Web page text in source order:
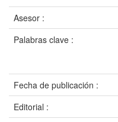
Asesor :
Palabras clave :
Fecha de publicación :
Editorial :